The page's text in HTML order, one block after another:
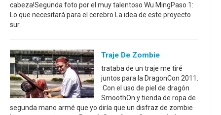
cabeza!Segunda foto por el muy talentoso Wu MingPaso 1:
Lo que necesitará para el cerebro La idea de este proyecto
sur
Traje De Zombie
trataba de un traje me tiré
juntos para la DragonCon 2011.
Con el uso de piel de dragón
SmoothOn y tienda de ropa de
segunda mano armé que yo diría que un disfraz de zombie